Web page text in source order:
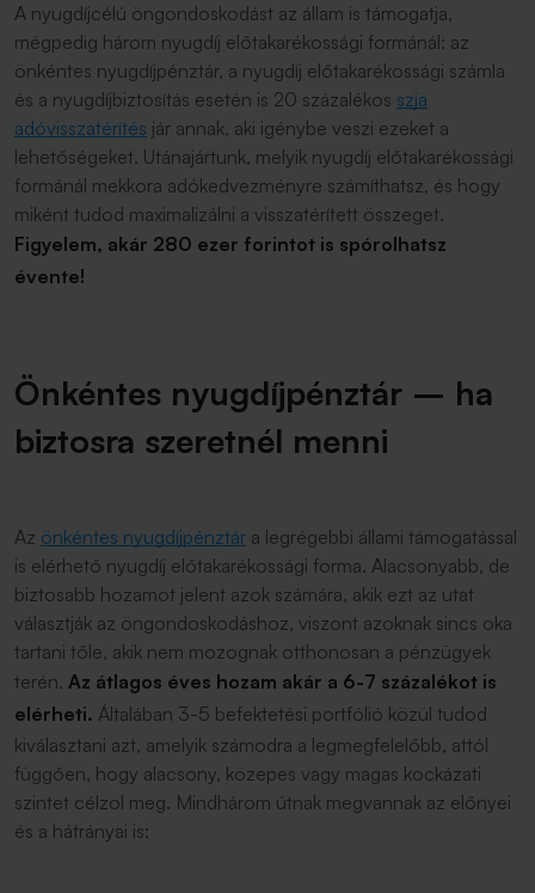
A nyugdíjcélú öngondoskodást az állam is támogatja,
mégpedig három nyugdíj előtakarékossági formánál: az
önkéntes nyugdíjpénztár, a nyugdíj előtakarékossági számla
és a nyugdíjbiztosítás esetén is 20 százalékos szja
adóvisszatérítés jár annak, aki igénybe veszi ezeket a
lehetőségeket. Utánajártunk, melyik nyugdíj előtakarékossági
formánál mekkora adókedvezményre számíthatsz, és hogy
miként tudod maximalizálni a visszatérített összeget.
Figyelem, akár 280 ezer forintot is spórolhatsz
évente!
Önkéntes nyugdíjpénztár – ha
biztosra szeretnél menni
Az önkéntes nyugdíjpénztár a legrégebbi állami támogatással
is elérhető nyugdíj előtakarékossági forma. Alacsonyabb, de
biztosabb hozamot jelent azok számára, akik ezt az utat
választják az öngondoskodáshoz, viszont azoknak sincs oka
tartani tőle, akik nem mozognak otthonosan a pénzügyek
terén. Az átlagos éves hozam akár a 6-7 százalékot is
elérheti. Általában 3-5 befektetési portfólió közül tudod
kiválasztani azt, amelyik számodra a legmegfelelőbb, attól
függően, hogy alacsony, közepes vagy magas kockázati
szintet célzol meg. Mindhárom útnak megvannak az előnyei
és a hátrányai is: